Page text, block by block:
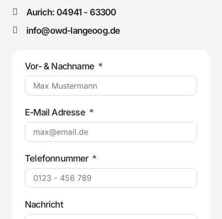
Aurich: 04941 - 63300
info@owd-langeoog.de
Vor- & Nachname
E-Mail Adresse
Telefonnummer
Nachricht